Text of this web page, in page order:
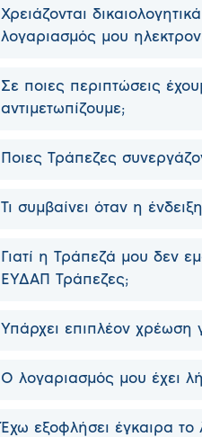
Χρειάζονται
λογαριασμός μου
Σε ποιες περιπτώσεις
αντιμετωπίζουμε;
Ποιες Τράπεζες
Τι συμβαίνει όταν η
Γιατί η Τράπεζά μου δεν
ΕΥΔΑΠ Τράπεζες;
Υπάρχει επιπλέον χρέωση
Ο λογαριασμός μου έχει
Έχω εξοφλήσει έγκαιρα το